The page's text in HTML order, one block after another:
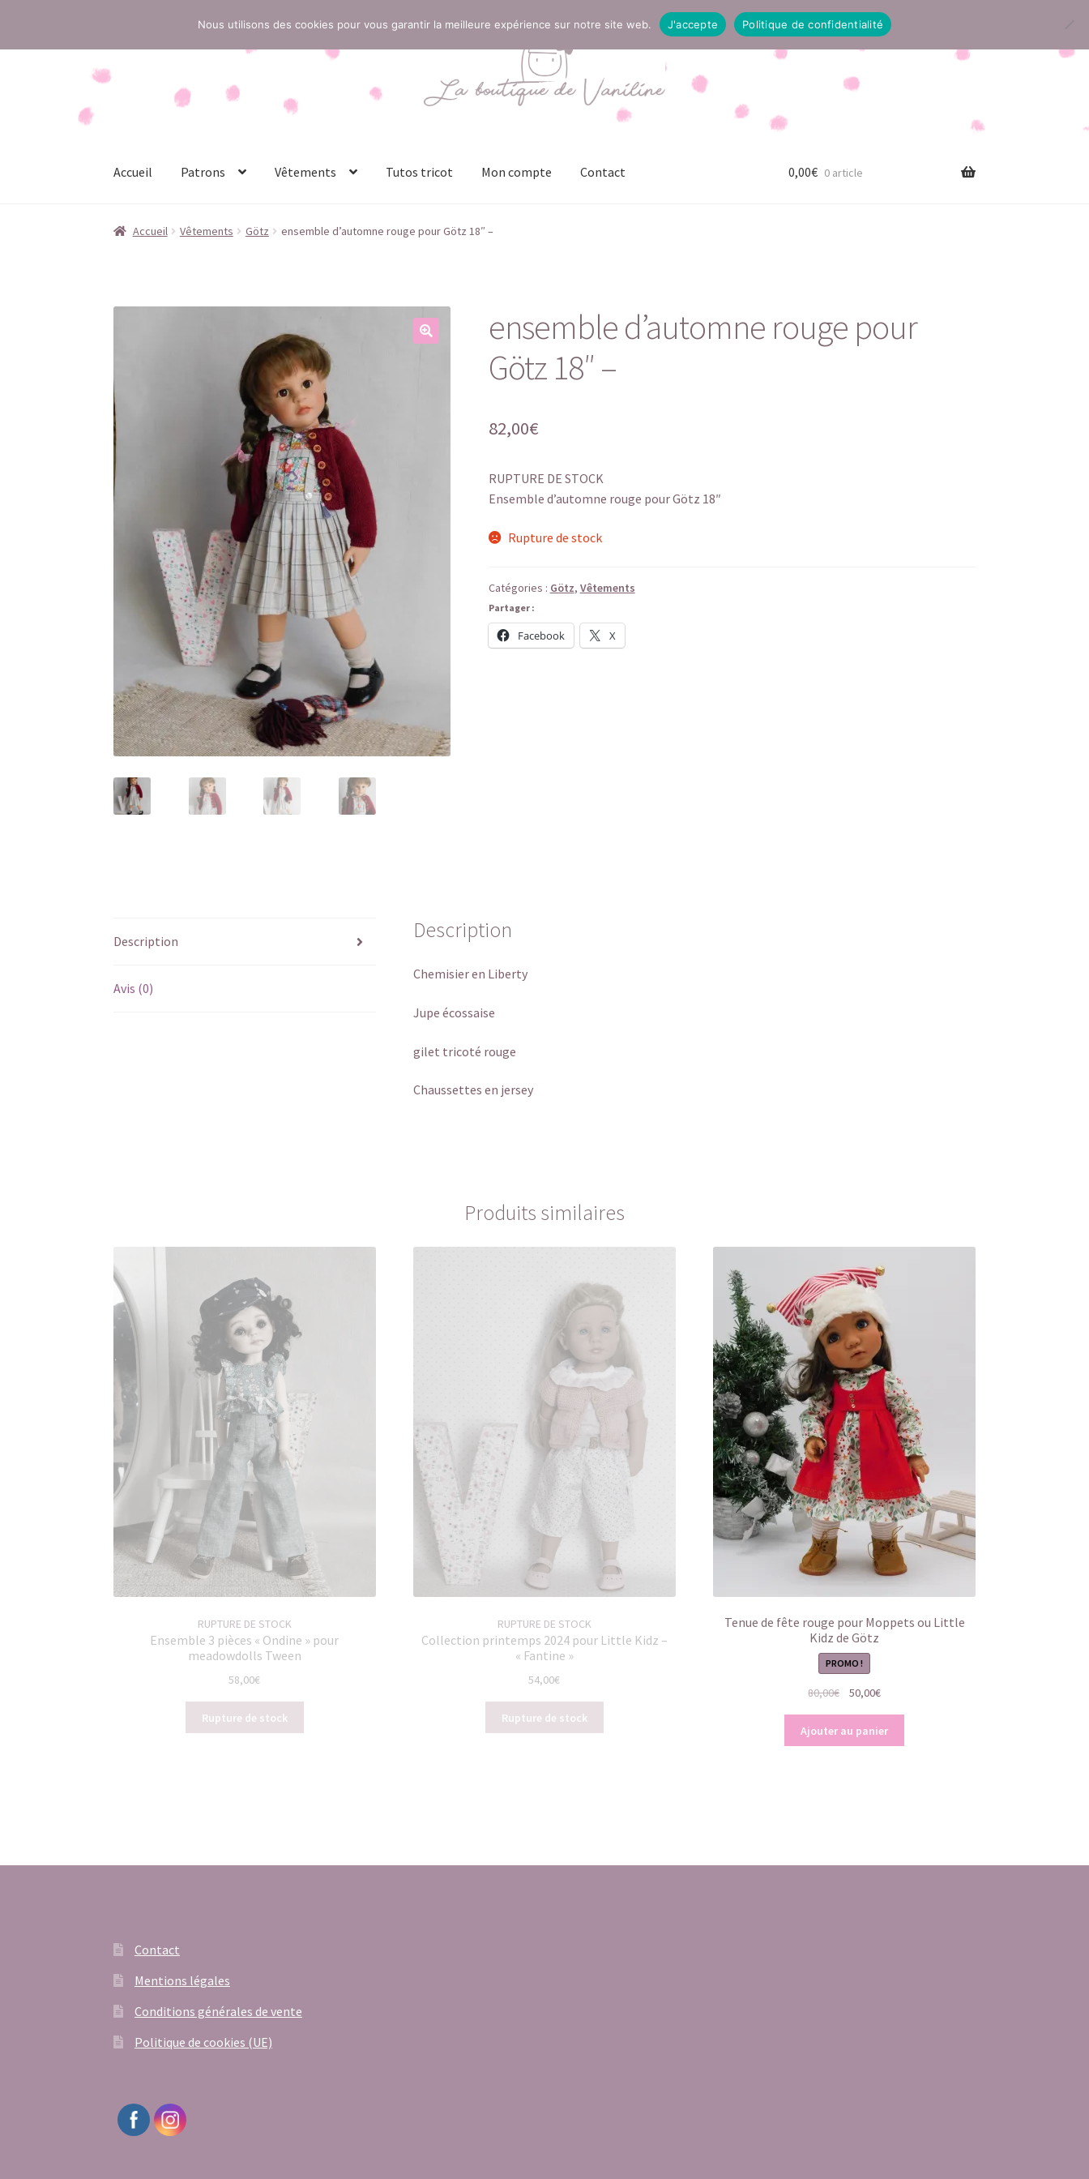
Accueil Patrons Vêtements Tutos tricot Mon compte Contact
Accueil Conditions générales de vente Contact Mentions légales Mon compte
0,00€ 0 article
Accueil Vêtements Götz ensemble d’automne rouge pour Götz 18″ –
ensemble d’automne rouge pour
Götz 18″ –
82,00€
RUPTURE DE STOCK
Ensemble d’automne rouge pour Götz 18″
Rupture de stock
Catégories : Götz, Vêtements
Partager :
Facebook X
Description
Avis (0)
Description
Chemisier en Liberty
Jupe écossaise
gilet tricoté rouge
Chaussettes en jersey
Produits similaires
RUPTURE DE STOCK
Ensemble 3 pièces « Ondine » pour
meadowdolls Tween
58,00€
Rupture de stock
RUPTURE DE STOCK
Collection printemps 2024 pour Little Kidz –
« Fantine »
54,00€
Rupture de stock
Tenue de fête rouge pour Moppets ou Little
Kidz de Götz
PROMO !
80,00€
Le
initial
était :
50,00€Le
actuel
est :
Ajouter au panier
Contact
Mentions légales
Conditions générales de vente
Politique de cookies (UE)
Nous utilisons des cookies pour vous garantir la meilleure expérience sur notre site web. J'accepte Politique de confidentialité